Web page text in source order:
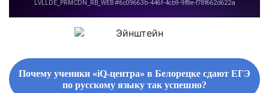
Почему ученики «iQ-центра» в Белорецке сдают ЕГЭ
по русскому языку так успешно?